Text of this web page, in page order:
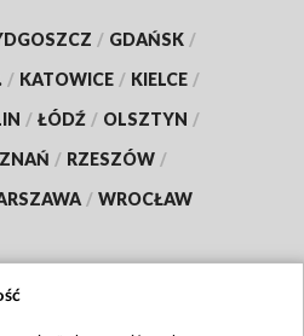
/ GDAŃSK /
/ KATOWICE / KIELCE /
/ ŁÓDŹ / OLSZTYN /
/ RZESZÓW /
/ WROCŁAW